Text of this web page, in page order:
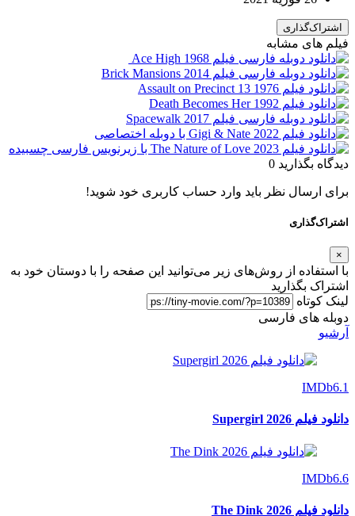
اشتراک‌گذاری
فیلم های مشابه
دیدگاه بگذارید 0
برای ارسال نظر باید وارد حساب کاربری خود شوید!
اشتراک‌گذاری
×
با استفاده از روش‌های زیر می‌توانید این صفحه را با دوستان خود به
اشتراک بگذارید
لینک کوتاه
دوبله های فارسی
آرشیو
IMDb6.1
دانلود فیلم Supergirl 2026
IMDb6.6
دانلود فیلم The Dink 2026